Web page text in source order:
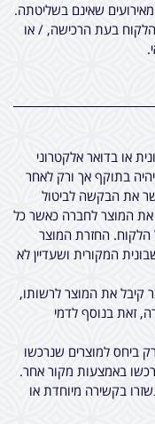
שאינם בשליטתה.
בעת הרכישה, / או
או בדואר אלקטרוני
בתוקף אך ורק לאחר
את הבקשה לביטול
המוצר לחברה כאשר כל
הלקוח. החזרת המוצר
המקורית ושעדיין לא
קיבל את המוצר לרשותו,
זאת בנוסף לדמי
ביחס למוצרים שנרכשו
באמצעות מקור אחר.
בקשירה מיוחדת או